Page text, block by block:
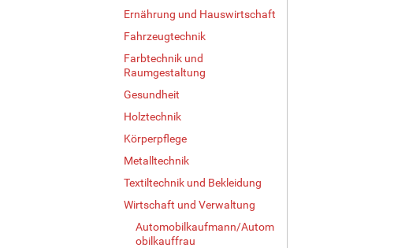
Ernährung und Hauswirtschaft
Fahrzeugtechnik
Farbtechnik und
Raumgestaltung
Gesundheit
Holztechnik
Körperpflege
Metalltechnik
Textiltechnik und Bekleidung
Wirtschaft und Verwaltung
Automobilkaufmann/Autom
obilkauffrau